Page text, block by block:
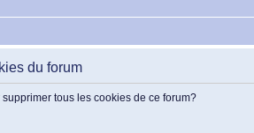
du forum
tous les cookies de ce forum?